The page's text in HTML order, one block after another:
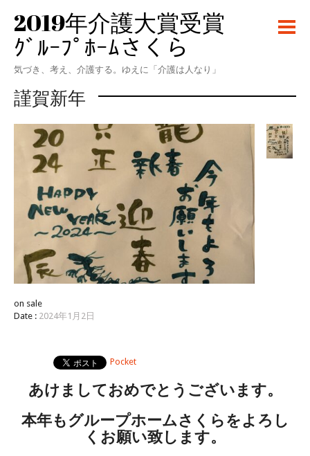
2019年介護大賞受賞
ｸﾞﾙｰﾌﾟﾎｰﾑさくら
気づき、考え、介護する。ゆえに「介護は人なり」
謹賀新年
on sale
Date : 2024年1月2日
Pocket
あけましておめでとうございます。
本年もグループホームさくらをよろし
くお願い致します。